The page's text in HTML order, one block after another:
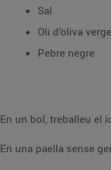
Sal
Oli d’oliva
Pebre negre
En un bol, treballeu el
En una paella sense